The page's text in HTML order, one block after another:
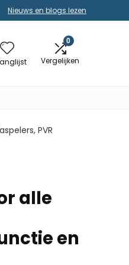
Nieuws en blogs lezen
0
Vergelijken
PVR
alle
en